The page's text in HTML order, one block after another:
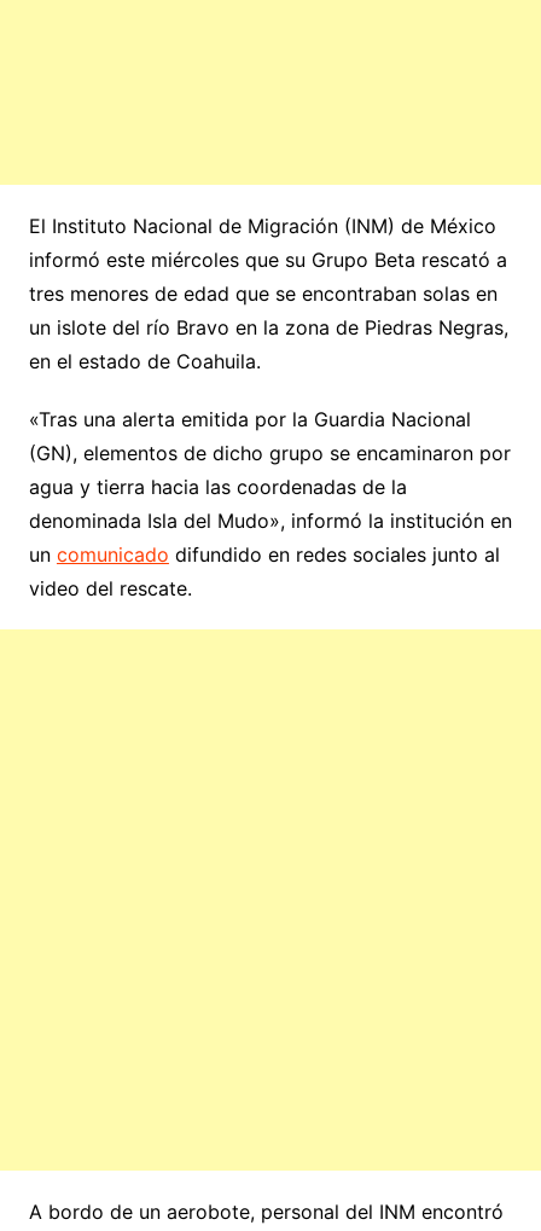
El Instituto Nacional de Migración (INM) de México
informó este miércoles que su Grupo Beta rescató a
tres menores de edad que se encontraban solas en
un islote del río Bravo en la zona de Piedras Negras,
en el estado de Coahuila.
«Tras una alerta emitida por la Guardia Nacional
(GN), elementos de dicho grupo se encaminaron por
agua y tierra hacia las coordenadas de la
denominada Isla del Mudo», informó la institución en
un comunicado difundido en redes sociales junto al
video del rescate.
A bordo de un aerobote, personal del INM encontró